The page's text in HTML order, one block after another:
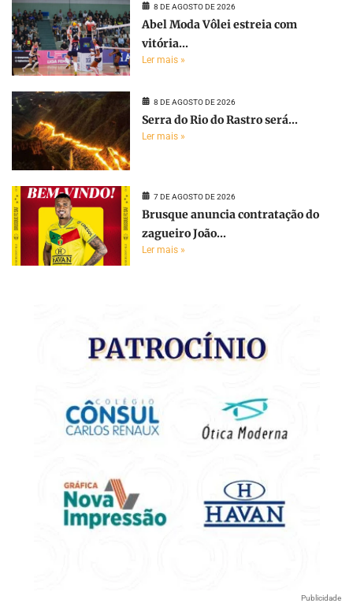
8 DE AGOSTO DE 2026
Abel Moda Vôlei estreia com
vitória...
Ler mais »
8 DE AGOSTO DE 2026
Serra do Rio do Rastro será...
Ler mais »
7 DE AGOSTO DE 2026
Brusque anuncia contratação do
zagueiro João...
Ler mais »
Publicidade